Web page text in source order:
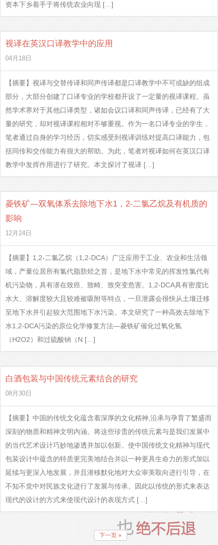
资本下乡着手于将传统农业向现 […]
视译在英汉口译教学中的应用
04月18日
【摘要】视译与交替传译和同声传译都是口译教学中不可或缺的组成
部分，大部分创建了口译专业的学校都开设了一定量的视译课程。虽
然学术界对于其他口译类型，诸如会议口译和同声传译，已经有了大
量的研究，却对视译课程相对不够重视。作为一名口译专业的学生，
笔者通过自身的学习经历，切实感受到视译训练对提高口译能力，包
括同传和交传能力有很大的帮助。为此，笔者对视译如何在英汉口译
教学中发挥作用进行了研究。本文探讨了视译 […]
菱铁矿—双氧体系去除地下水1，2-二氯乙烷及有机质的
影响
12月24日
【摘要】1,2-二氯乙烷（1,2-DCA）广泛应用于工业、农业和生活领
域，产量位居所有氯代脂肪烃之首，是地下水中常见的挥发性氯代有
机污染物，具有潜在致癌、致畸、致突变危害。1,2-DCA具有密度比
水大、溶解度较大且较难被吸附等特点，一旦泄露会很快从土壤迁移
至地下水并引起较大范围地下水污染。本文研究了一种高效去除地下
水1,2-DCA污染的原位化学修复方法—菱铁矿催化过氧化氢
（H2O2）和过硫酸钠（N […]
白酒包装与中国传统元素结合的研究
08月30日
【摘要】中国的传统文化蕴含着深厚的文化精神,沿承与孕育了繁盛而
深刻的物质和精神文明内涵。将这些珍贵的传统元素与是我们发展中
的当代艺术设计巧妙地渗透并加以创新。使中国传统文化精神与现代
包装设计中蕴含的特质更完美地结合并以一种更具生命力的形式加以
延续与更深入地发展，并且潜移默化地对大众审美取向进行引导，在
不知不觉中对民族文化进行了发展与传承。因此以传统的形式来表达
现代的设计的方式来使现代设计的表现方式 […]
下一页 »